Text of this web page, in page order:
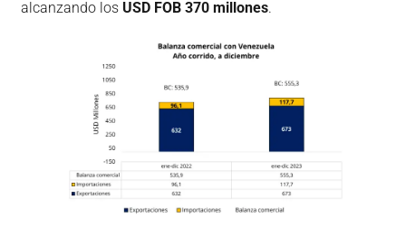
alcanzando los USD FOB 370 millones.